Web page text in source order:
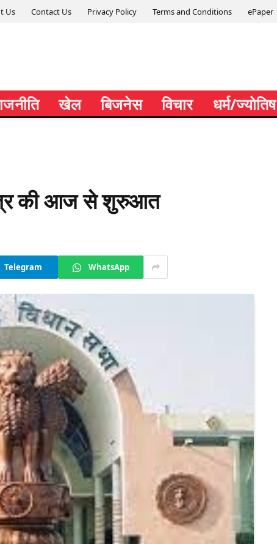
Us Contact Us Privacy Policy Terms and Conditions ePaper
खेल बिजनेस विचार धर्म/ज्योतिष
की आज से शुरुआत
Telegram WhatsApp